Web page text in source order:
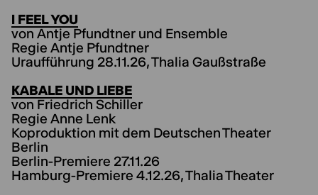
I FEEL YOU
von Antje Pfundtner und Ensemble
Regie Antje Pfundtner
Uraufführung 28.11.26, Thalia Gaußstraße
KABALE UND LIEBE
von Friedrich Schiller
Regie Anne Lenk
Koproduktion mit dem Deutschen Theater
Berlin
Berlin-Premiere 27.11.26
Hamburg-Premiere 4.12.26, Thalia Theater